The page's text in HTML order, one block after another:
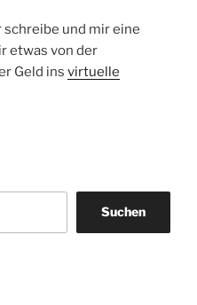
und mir eine
etwas von der
Geld ins virtuelle
Suchen